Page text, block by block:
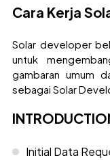
Cara Kerja
Solar developer
untuk
gambaran umum
sebagai Solar
Initial Data